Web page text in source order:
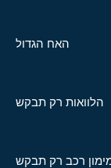
האח הגדול
הלוואות רק תבקש
רכב רק תבקש